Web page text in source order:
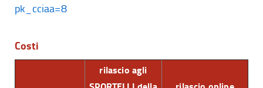
pk_cciaa=8
Costi
rilascio agli